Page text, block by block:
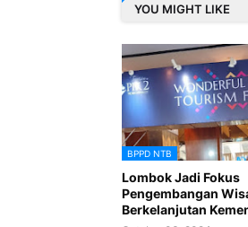
YOU MIGHT LIKE
BPPD NTB
Lombok Jadi Fokus
Pengembangan
Berkelanjutan